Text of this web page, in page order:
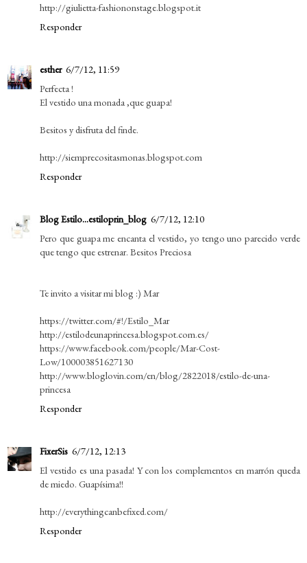
http://giulietta-fashiononstage.blogspot.it
Responder
esther 6/7/12, 11:59
Perfecta !
El vestido una monada ,que guapa!
Besitos y disfruta del finde.
http://siemprecositasmonas.blogspot.com
Responder
Blog Estilo...estiloprin_blog 6/7/12, 12:10
Pero que guapa me encanta el vestido, yo tengo uno parecido verde
que tengo que estrenar. Besitos Preciosa
Te invito a visitar mi blog :) Mar
https://twitter.com/#!/Estilo_Mar
http://estilodeunaprincesa.blogspot.com.es/
https://www.facebook.com/people/Mar-Cost-
Low/100003851627130
http://www.bloglovin.com/en/blog/2822018/estilo-de-una-
princesa
Responder
FixerSis 6/7/12, 12:13
El vestido es una pasada! Y con los complementos en marrón queda
de miedo. Guapísima!!
http://everythingcanbefixed.com/
Responder